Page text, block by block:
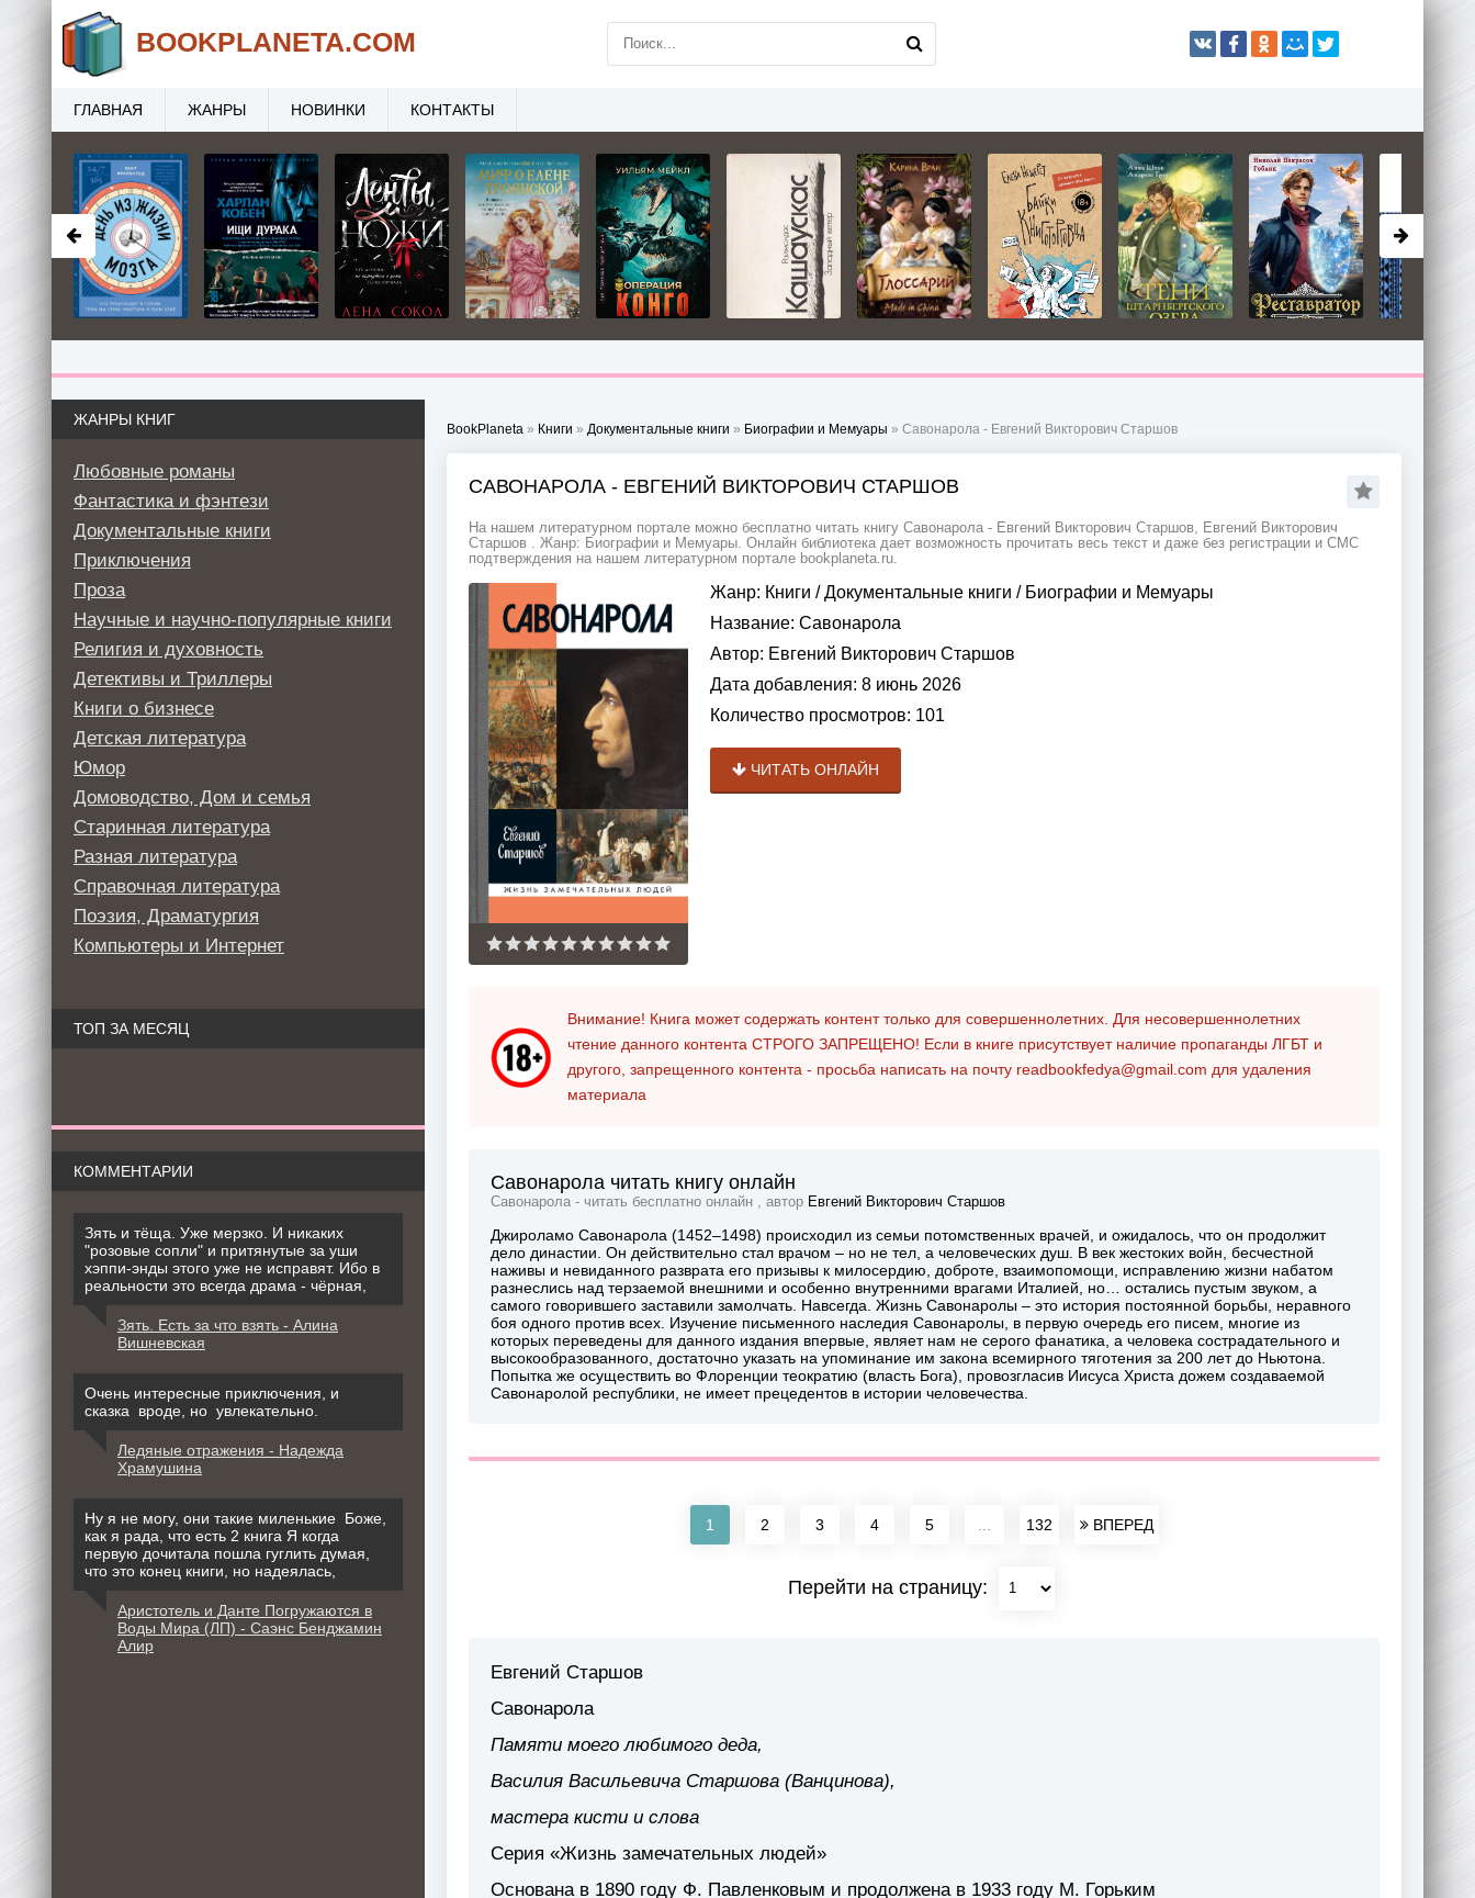
BookPlaneta » Книги » Документальные книги » Биографии и Мемуары » Савонарола - Евгений Викторович Старшов
САВОНАРОЛА - ЕВГЕНИЙ ВИКТОРОВИЧ СТАРШОВ
На нашем литературном портале можно бесплатно читать книгу Савонарола - Евгений Викторович Старшов, Евгений Викторович
Старшов . Жанр: Биографии и Мемуары. Онлайн библиотека дает возможность прочитать весь текст и даже без регистрации и СМС
подтверждения на нашем литературном портале bookplaneta.ru.
Жанр: Книги /Документальные книги / Биографии и Мемуары
Название: Савонарола
Автор: Евгений Викторович Старшов
Дата добавления: 8 июнь 2026
Количество просмотров: 101
ЧИТАТЬ ОНЛАЙН
Внимание! Книга может содержать контент только для совершеннолетних. Для несовершеннолетних
чтение данного контента СТРОГО ЗАПРЕЩЕНО! Если в книге присутствует наличие пропаганды ЛГБТ и
другого, запрещенного контента - просьба написать на почту readbookfedya@gmail.com для удаления
материала
Савонарола читать книгу онлайн
Савонарола - читать бесплатно онлайн , автор Евгений Викторович Старшов
Джироламо Савонарола (1452–1498) происходил из семьи потомственных врачей, и ожидалось, что он продолжит
дело династии. Он действительно стал врачом – но не тел, а человеческих душ. В век жестоких войн, бесчестной
наживы и невиданного разврата его призывы к милосердию, доброте, взаимопомощи, исправлению жизни набатом
разнеслись над терзаемой внешними и особенно внутренними врагами Италией, но… остались пустым звуком, а
самого говорившего заставили замолчать. Навсегда. Жизнь Савонаролы – это история постоянной борьбы, неравного
боя одного против всех. Изучение письменного наследия Савонаролы, в первую очередь его писем, многие из
которых переведены для данного издания впервые, являет нам не серого фанатика, а человека сострадательного и
высокообразованного, достаточно указать на упоминание им закона всемирного тяготения за 200 лет до Ньютона.
Попытка же осуществить во Флоренции теократию (власть Бога), провозгласив Иисуса Христа дожем создаваемой
Савонаролой республики, не имеет прецедентов в истории человечества.
1 2 3 4 5 132 ВПЕРЕД
Перейти на страницу:
Евгений Старшов
Савонарола
Памяти моего любимого деда,
Василия Васильевича Старшова (Ванцинова),
мастера кисти и слова
Серия «Жизнь замечательных людей»
Основана в 1890 году Ф. Павленковым и продолжена в 1933 году М. Горьким
ЖАНРЫ КНИГ
Любовные романы
Фантастика и фэнтези
Документальные книги
Приключения
Проза
Научные и научно-популярные книги
Религия и духовность
Детективы и Триллеры
Книги о бизнесе
Детская литература
Юмор
Домоводство, Дом и семья
Старинная литература
Разная литература
Справочная литература
Поэзия, Драматургия
Компьютеры и Интернет
ТОП ЗА МЕСЯЦ
КОММЕНТАРИИ
Зять и тёща. Уже мерзко. И никаких
"розовые сопли" и притянутые за уши
хэппи-энды этого уже не исправят. Ибо в
реальности это всегда драма - чёрная,
Зять. Есть за что взять - Алина
Вишневская
Очень интересные приключения, и
сказка вроде, но увлекательно.
Ледяные отражения - Надежда
Храмушина
Ну я не могу, они такие миленькие Боже,
как я рада, что есть 2 книга Я когда
первую дочитала пошла гуглить думая,
что это конец книги, но надеялась,
Аристотель и Данте Погружаются в
Воды Мира (ЛП) - Саэнс Бенджамин
Алир
BOOKPLANETA.COM
ГЛАВНАЯ ЖАНРЫ НОВИНКИ КОНТАКТЫ